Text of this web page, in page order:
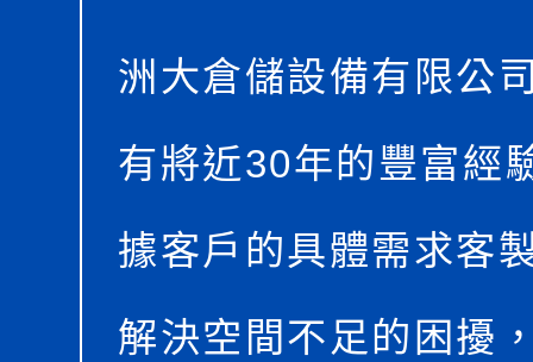
洲大倉儲設備有限公
有將近30年的豐富經
據客戶的具體需求客
解決空間不足的困擾